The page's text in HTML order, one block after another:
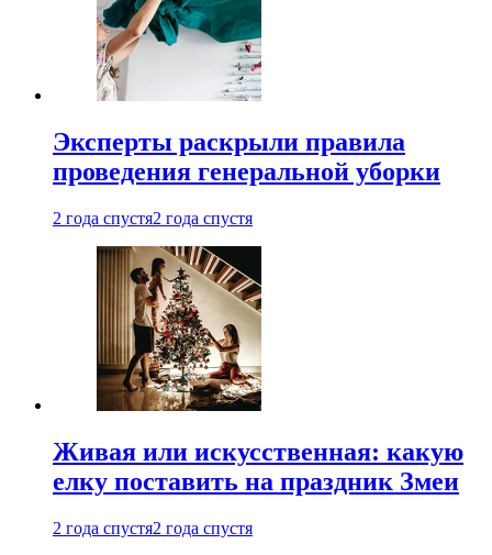
Эксперты раскрыли правила
проведения генеральной уборки
2 года спустя2 года спустя
Живая или искусственная: какую
елку поставить на праздник Змеи
2 года спустя2 года спустя